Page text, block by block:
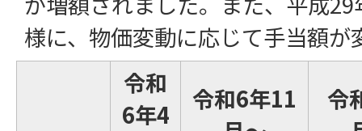
様に、物価変動に応じて手当額が
令和
6年4
令和6年11
令